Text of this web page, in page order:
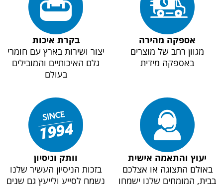
אספקה מהירה
מגוון רחב של מוצרים
באספקה מידית
בקרת איכות
יצור ושירות בארץ עם חומרי
גלם האיכותיים והמובילים
בעולם
יעוץ והתאמה אישית
באולם התצוגה או אצלכם
בבית, המומחים שלנו ישמחו
וותק וניסיון
בזכות הניסיון העשיר שלנו
נשמח לסייע ולייעץ גם שנים